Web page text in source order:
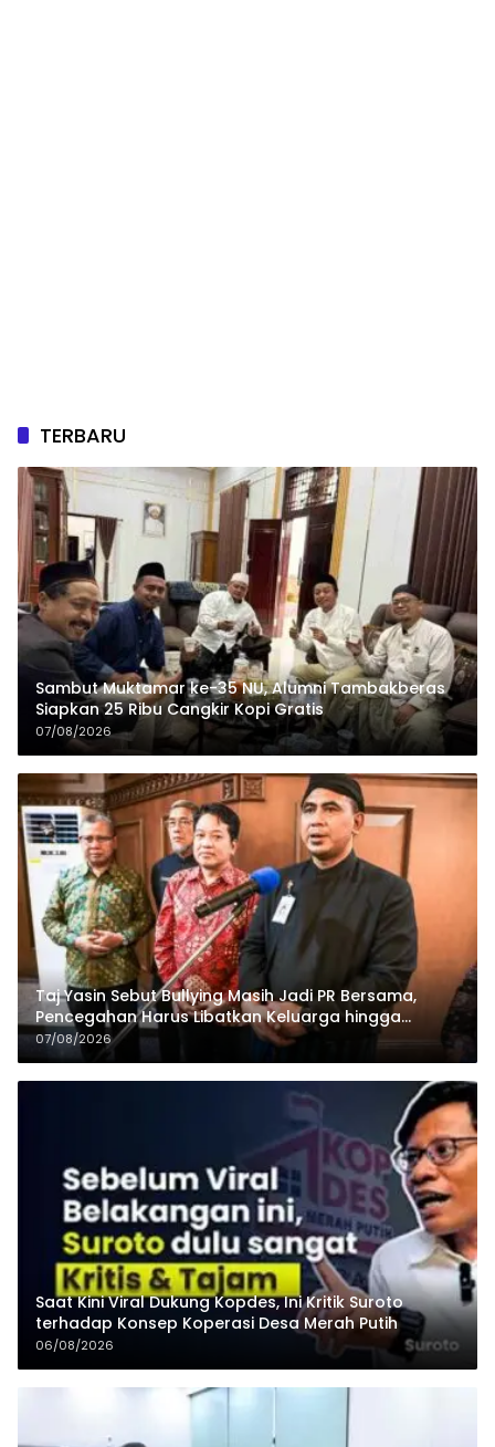
TERBARU
Sambut Muktamar ke-35 NU, Alumni Tambakberas
Siapkan 25 Ribu Cangkir Kopi Gratis
07/08/2026
Taj Yasin Sebut Bullying Masih Jadi PR Bersama,
Pencegahan Harus Libatkan Keluarga hingga
Pesantren
07/08/2026
Saat Kini Viral Dukung Kopdes, Ini Kritik Suroto
terhadap Konsep Koperasi Desa Merah Putih
06/08/2026